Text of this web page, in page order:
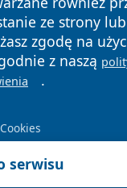
ze strony
zgodę na
z naszą
.
serwisu